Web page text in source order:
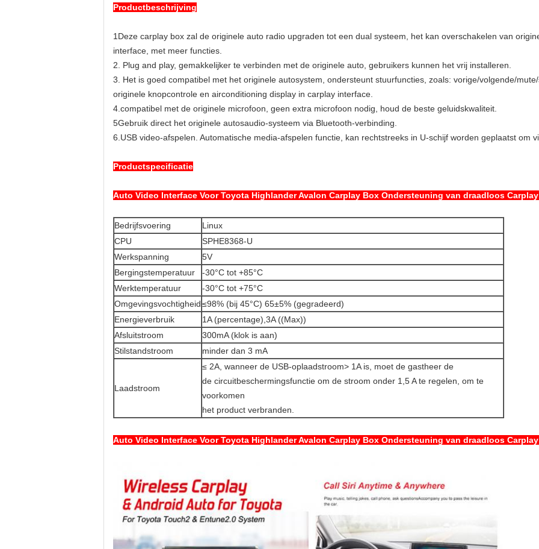
Productbeschrijving
1Deze carplay box zal de originele auto radio upgraden tot een dual systeem, het kan overschakelen van
interface, met meer functies.
2. Plug and play, gemakkelijker te verbinden met de originele auto, gebruikers kunnen het vrij installeren.
3. Het is goed compatibel met het originele autosystem, ondersteunt stuurfuncties, zoals: vorige/volgende/
originele knopcontrole en airconditioning display in carplay interface.
4.compatibel met de originele microfoon, geen extra microfoon nodig, houd de beste geluidskwaliteit.
5Gebruik direct het originele autosaudio-systeem via Bluetooth-verbinding.
6.USB video-afspelen. Automatische media-afspelen functie, kan rechtstreeks in U-schijf worden geplaatst om
Productspecificatie
Auto Video Interface Voor Toyota Highlander Avalon Carplay Box Ondersteuning van draadloos
Bedrijfsvoering
Linux
CPU
SPHE8368-U
Werkspanning
5V
Bergingstemperatuur
-30°C tot +85°C
Werktemperatuur
-30°C tot +75°C
Omgevingsvochtigheid≤98% (bij 45°C) 65±5% (gegradeerd)
Energieverbruik
1A (percentage),3A ((Max))
Afsluitstroom
300mA (klok is aan)
Stilstandstroom
minder dan 3 mA
Laadstroom
≤ 2A, wanneer de USB-oplaadstroom> 1A is, moet de gastheer de
de circuitbeschermingsfunctie om de stroom onder 1,5 A te regelen, om te
voorkomen
het product verbranden.
Auto Video Interface Voor Toyota Highlander Avalon Carplay Box Ondersteuning van draadloos